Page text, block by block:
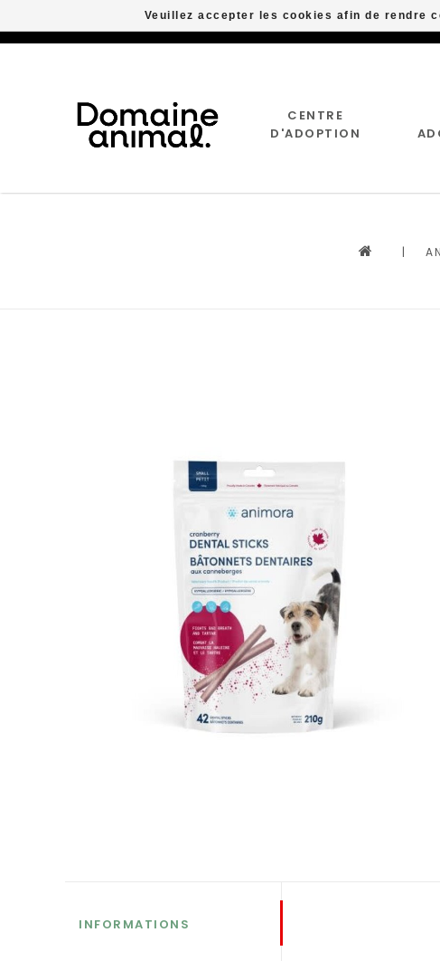
CENTRE
D'ADOPTION
|
INFORMATIONS
Veuillez accepter les cookies afin de rendre